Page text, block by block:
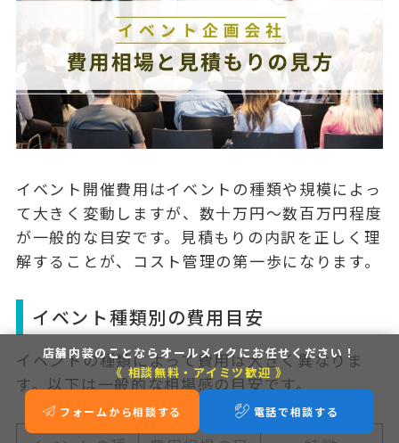
イベント開催費用はイベントの種類や規模によっ
て大きく変動しますが、 数十万円～数百万円程度
が一般的な目安です。見積もりの内訳を正しく理
解することが、コスト管理の第一歩になります。
イベント種類別の費用目安
イベントの種類によって費用は大きく異なりま
す。以下は一般的な相場感の目安です。
店舗内装のことなら オールメイクにお任せください！
《 相談無料・アイミツ歓迎 》
フォームから相談する 電話で相談する